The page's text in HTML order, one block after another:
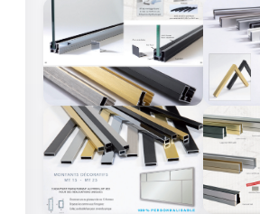
GARDE CORPS EN VERRE
VERRIÈRE TYPE ATELIER
VERRES TEXTURÉS
PLEXIGLAS PMMA
DOUBLE VITRAGE